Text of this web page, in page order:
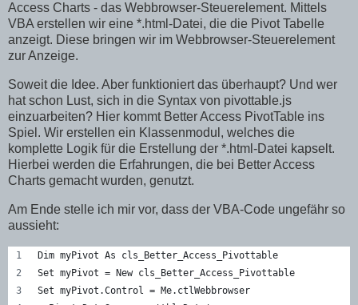
Access Charts - das Webbrowser-Steuerelement. Mittels
VBA erstellen wir eine *.html-Datei, die die Pivot Tabelle
anzeigt. Diese bringen wir im Webbrowser-Steuerelement
zur Anzeige.
Soweit die Idee. Aber funktioniert das überhaupt? Und wer
hat schon Lust, sich in die Syntax von pivottable.js
einzuarbeiten? Hier kommt Better Access PivotTable ins
Spiel. Wir erstellen ein Klassenmodul, welches die
komplette Logik für die Erstellung der *.html-Datei kapselt.
Hierbei werden die Erfahrungen, die bei Better Access
Charts gemacht wurden, genutzt.
Am Ende stelle ich mir vor, dass der VBA-Code ungefähr so
aussieht:
Dim myPivot As cls_Better_Access_Pivottable
Set myPivot = New cls_Better_Access_Pivottable
Set myPivot.Control = Me.ctlWebbrowser